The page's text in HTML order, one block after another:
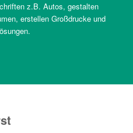
z.B. Autos, gestalten
erstellen Großdrucke und